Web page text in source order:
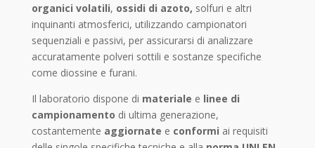
organici volatili, ossidi di azoto, solfuri e altri
inquinanti atmosferici, utilizzando campionatori
sequenziali e passivi, per assicurarsi di analizzare
accuratamente polveri sottili e sostanze specifiche
come diossine e furani.
Il laboratorio dispone di materiale e linee di
campionamento di ultima generazione,
costantemente aggiornate e conformi ai requisiti